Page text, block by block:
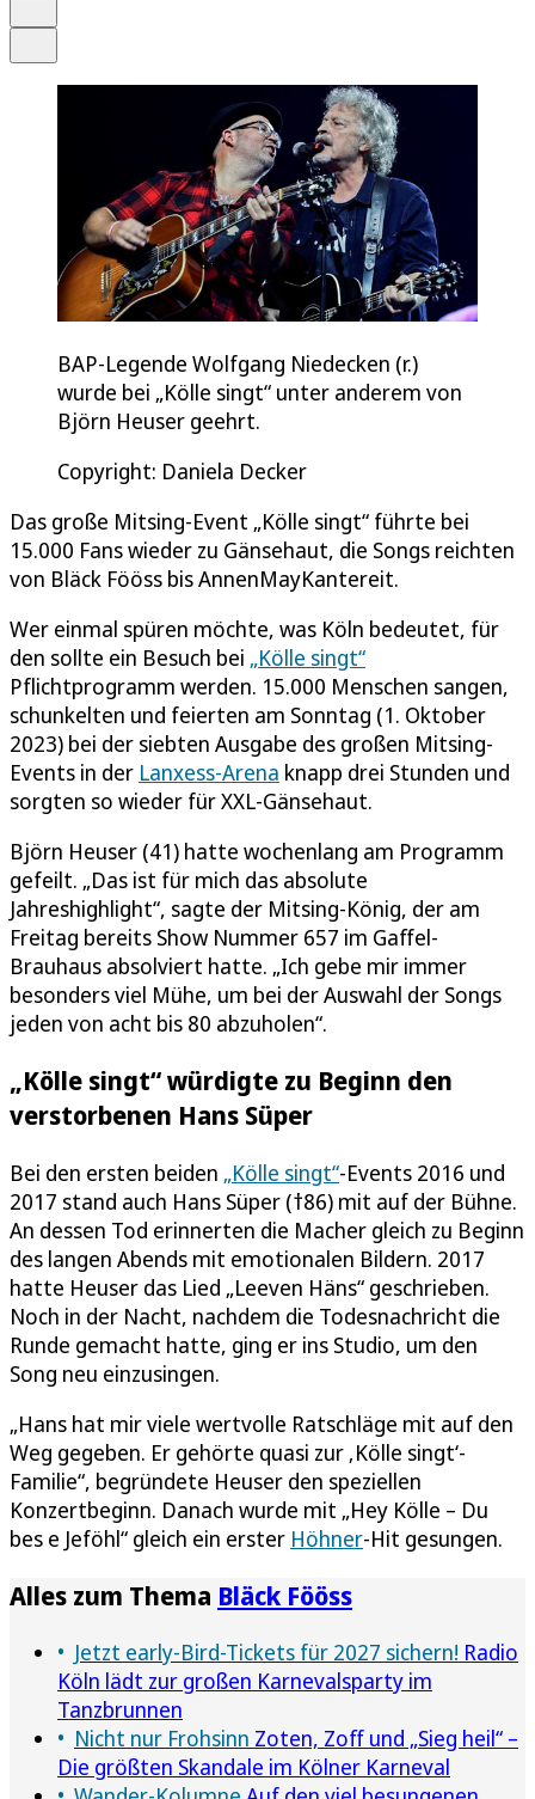
BAP-Legende Wolfgang Niedecken (r.)
wurde bei „Kölle singt“ unter anderem von
Björn Heuser geehrt.
Copyright: Daniela Decker
Das große Mitsing-Event „Kölle singt“ führte bei
15.000 Fans wieder zu Gänsehaut, die Songs reichten
von Bläck Fööss bis AnnenMayKantereit.
Wer einmal spüren möchte, was Köln bedeutet, für
den sollte ein Besuch bei „Kölle singt“
Pflichtprogramm werden. 15.000 Menschen sangen,
schunkelten und feierten am Sonntag (1. Oktober
2023) bei der siebten Ausgabe des großen Mitsing-
Events in der Lanxess-Arena knapp drei Stunden und
sorgten so wieder für XXL-Gänsehaut.
Björn Heuser (41) hatte wochenlang am Programm
gefeilt. „Das ist für mich das absolute
Jahreshighlight“, sagte der Mitsing-König, der am
Freitag bereits Show Nummer 657 im Gaffel-
Brauhaus absolviert hatte. „Ich gebe mir immer
besonders viel Mühe, um bei der Auswahl der Songs
jeden von acht bis 80 abzuholen“.
„Kölle singt“ würdigte zu Beginn den
verstorbenen Hans Süper
Bei den ersten beiden „Kölle singt“-Events 2016 und
2017 stand auch Hans Süper (†86) mit auf der Bühne.
An dessen Tod erinnerten die Macher gleich zu Beginn
des langen Abends mit emotionalen Bildern. 2017
hatte Heuser das Lied „Leeven Häns“ geschrieben.
Noch in der Nacht, nachdem die Todesnachricht die
Runde gemacht hatte, ging er ins Studio, um den
Song neu einzusingen.
„Hans hat mir viele wertvolle Ratschläge mit auf den
Weg gegeben. Er gehörte quasi zur ‚Kölle singt‘-
Familie“, begründete Heuser den speziellen
Konzertbeginn. Danach wurde mit „Hey Kölle – Du
bes e Jeföhl“ gleich ein erster Höhner-Hit gesungen.
Alles zum Thema Bläck Fööss
Jetzt early-Bird-Tickets für 2027 sichern! Radio
Köln lädt zur großen Karnevalsparty im
Tanzbrunnen
Nicht nur Frohsinn Zoten, Zoff und „Sieg heil“ –
Die größten Skandale im Kölner Karneval